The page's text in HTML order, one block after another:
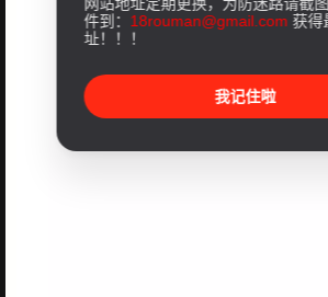
件到： 18rouman@gmail.com 获得
址！！！
我记住啦